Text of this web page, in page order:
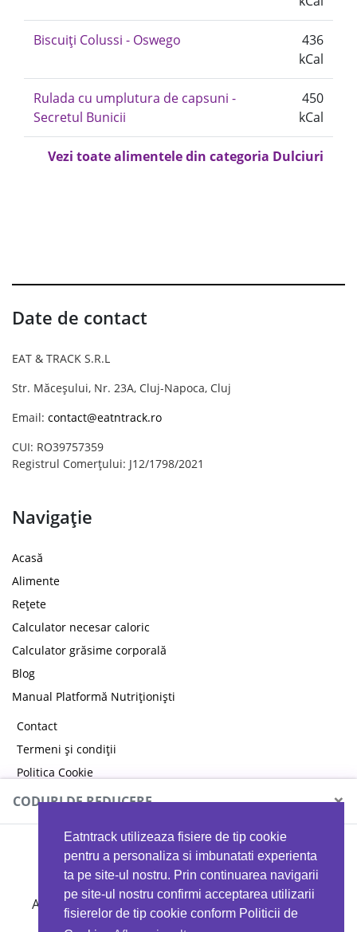
Eatntrack utilizeaza fisiere de tip cookie
pentru a personaliza si imbunatati experienta
ta pe site-ul nostru. Prin continuarea navigarii
pe site-ul nostru confirmi acceptarea utilizarii
fisierelor de tip cookie conform Politicii de
Biscuiți Colussi - Oswego
436
kCal
Rulada cu umplutura de capsuni -
Secretul Bunicii
450
kCal
Vezi toate alimentele din categoria Dulciuri
Date de contact
EAT & TRACK S.R.L
Str. Măceșului, Nr. 23A, Cluj-Napoca, Cluj
Email: contact@eatntrack.ro
CUI: RO39757359
Registrul Comerțului: J12/1798/2021
Navigație
Acasă
Alimente
Rețete
Calculator necesar caloric
Calculator grăsime corporală
Blog
Manual Platformă Nutriționiști
Contact
Termeni și condiții
Politica Cookie
Politica de confidențialitate
CODURI DE REDUCERE ×
MYPROTEIN
Ai 40%reducere la orice comandă folosind codul
EATTRACK